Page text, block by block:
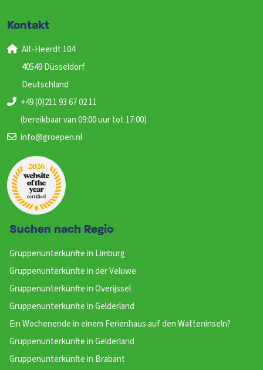
Kontakt
Alt-Heerdt 104
40549 Düsseldorf
Deutschland
+49 (0)211 93 67 02 11
(bereikbaar van 09:00 uur tot 17:00)
info@groepen.nl
Suchen nach Regio
Gruppenunterkünfte in Limburg
Gruppenunterkünfte in der Veluwe
Gruppenunterkünfte in Overijssel
Gruppenunterkunfte in Gelderland
Ein Wochenende in einem Ferienhaus auf den Watteninseln?
Gruppenunterkunfte in Gelderland
Gruppenunterkünfte in Brabant